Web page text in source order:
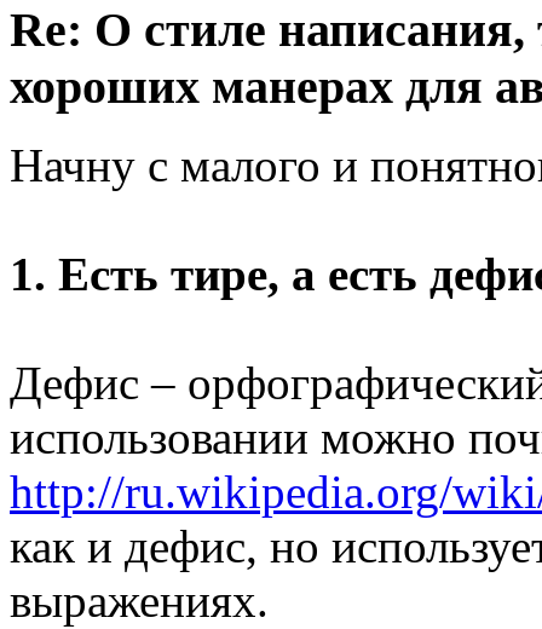
Re: О стиле
хороших манерах для
Начну с малого и
1. Есть тире, а есть
Дефис –
использовании можно
http://ru.wikipedia.org/
как и дефис, но
выражениях.